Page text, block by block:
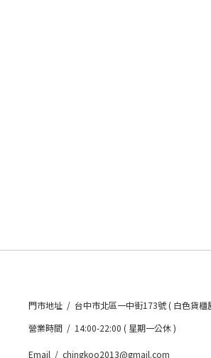
門市地址 / 台中市北區一中街173號 ( 白色貨櫃
營業時間 / 14:00-22:00 ( 星期一公休 )
Email / chingkoo2013@gmail.com